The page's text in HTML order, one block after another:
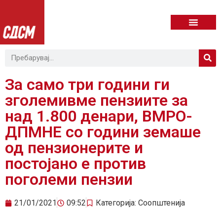
За само три години ги
зголемивме пензиите за
над 1.800 денари, ВМРО-
ДПМНЕ со години земаше
од пензионерите и
постојано е против
поголеми пензии
21/01/2021 09:52 Категорија: Соопштенија